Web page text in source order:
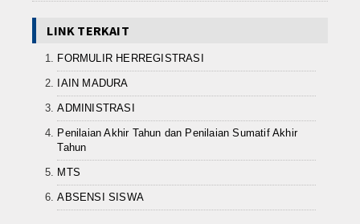
LINK TERKAIT
FORMULIR HERREGISTRASI
IAIN MADURA
ADMINISTRASI
Penilaian Akhir Tahun dan Penilaian Sumatif Akhir
Tahun
MTS
ABSENSI SISWA